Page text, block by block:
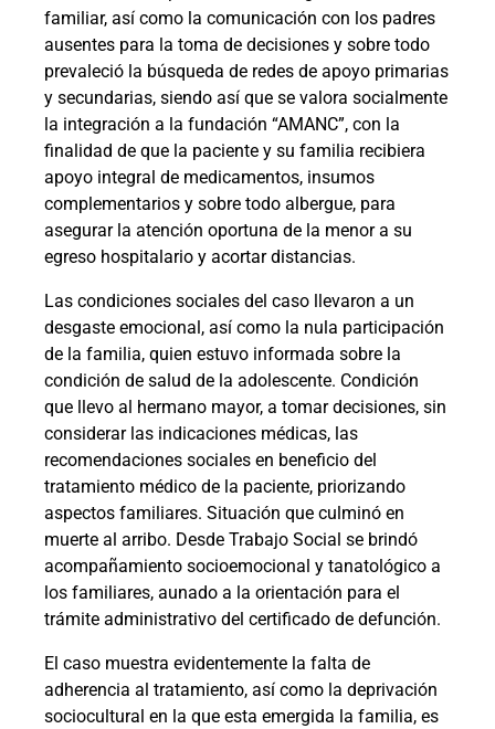
familiar, así como la comunicación con los padres
ausentes para la toma de decisiones y sobre todo
prevaleció la búsqueda de redes de apoyo primarias
y secundarias, siendo así que se valora socialmente
la integración a la fundación “AMANC”, con la
finalidad de que la paciente y su familia recibiera
apoyo integral de medicamentos, insumos
complementarios y sobre todo albergue, para
asegurar la atención oportuna de la menor a su
egreso hospitalario y acortar distancias.
Las condiciones sociales del caso llevaron a un
desgaste emocional, así como la nula participación
de la familia, quien estuvo informada sobre la
condición de salud de la adolescente. Condición
que llevo al hermano mayor, a tomar decisiones, sin
considerar las indicaciones médicas, las
recomendaciones sociales en beneficio del
tratamiento médico de la paciente, priorizando
aspectos familiares. Situación que culminó en
muerte al arribo. Desde Trabajo Social se brindó
acompañamiento socioemocional y tanatológico a
los familiares, aunado a la orientación para el
trámite administrativo del certificado de defunción.
El caso muestra evidentemente la falta de
adherencia al tratamiento, así como la deprivación
sociocultural en la que esta emergida la familia, es